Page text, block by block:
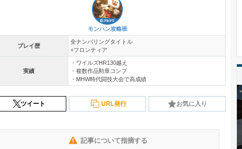
モンハン攻略班
プレイ歴
全ナンバリングタイトル
+フロンティア
実績
・ワイルズHR130越え
・複数作品勲章コンプ
・MHW時代闘技大会で高成績
ツイート URL発行 お気に入り
記事について指摘する